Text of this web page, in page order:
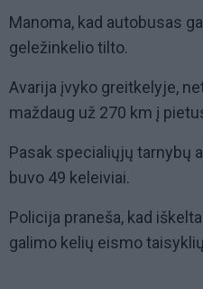
Manoma, kad autobusas
geležinkelio tilto.
Avarija įvyko greitkelyje,
maždaug už 270 km į
Pasak specialiųjų tarnybų
buvo 49 keleiviai.
Policija praneša, kad
galimo kelių eismo